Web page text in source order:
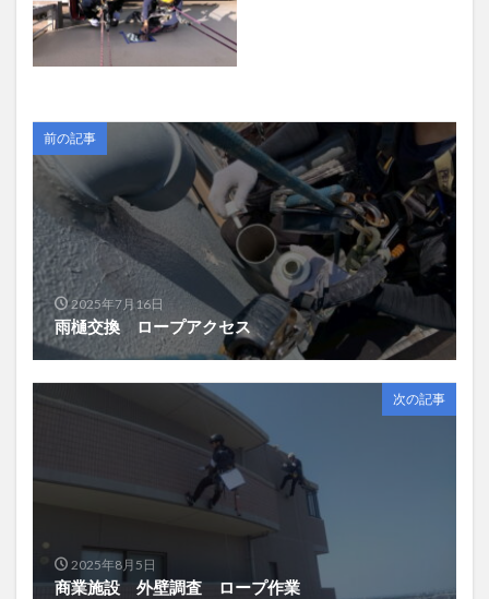
前の記事
2025年7月16日
雨樋交換 ロープアクセス
次の記事
2025年8月5日
商業施設 外壁調査 ロープ作業